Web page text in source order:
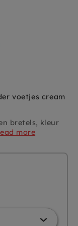
voetjes cream
bretels, kleur
more